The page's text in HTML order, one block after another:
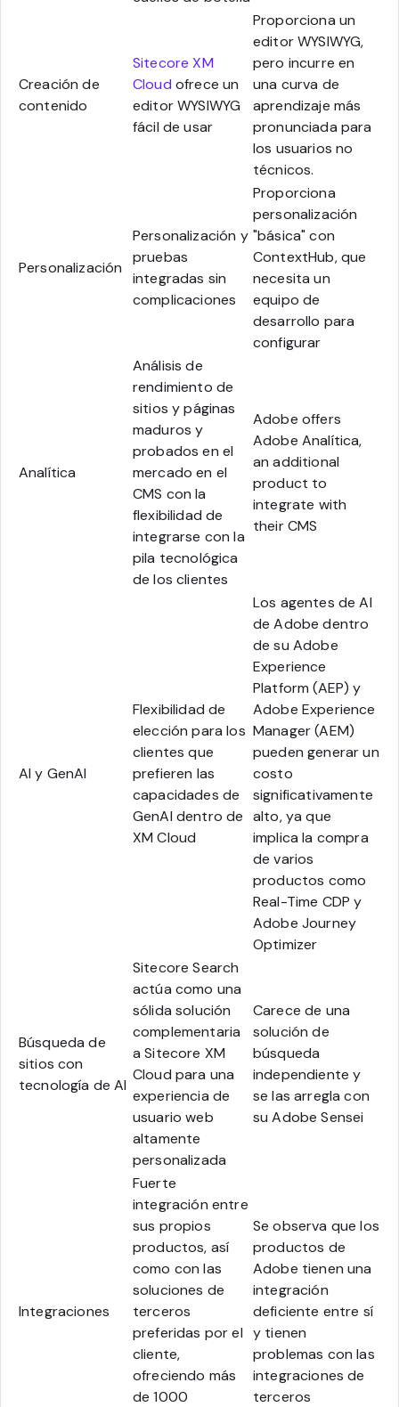
Creación de
contenido
Sitecore XM
Cloud ofrece un
editor WYSIWYG
fácil de usar
Proporciona un
editor WYSIWYG,
pero incurre en
una curva de
aprendizaje más
pronunciada para
los usuarios no
técnicos.
Personalización
Personalización y
pruebas
integradas sin
complicaciones
Proporciona
personalización
"básica" con
ContextHub, que
necesita un
equipo de
desarrollo para
configurar
Analítica
Análisis de
rendimiento de
sitios y páginas
maduros y
probados en el
mercado en el
CMS con la
flexibilidad de
integrarse con la
pila tecnológica
de los clientes
Adobe offers
Adobe Analítica,
an additional
product to
integrate with
their CMS
AI y GenAI
Flexibilidad de
elección para los
clientes que
prefieren las
capacidades de
GenAI dentro de
XM Cloud
Los agentes de AI
de Adobe dentro
de su Adobe
Experience
Platform (AEP) y
Adobe Experience
Manager (AEM)
pueden generar un
costo
significativamente
alto, ya que
implica la compra
de varios
productos como
Real-Time CDP y
Adobe Journey
Optimizer
Búsqueda de
sitios con
tecnología de AI
Sitecore Search
actúa como una
sólida solución
complementaria
a Sitecore XM
Cloud para una
experiencia de
usuario web
altamente
personalizada
Carece de una
solución de
búsqueda
independiente y
se las arregla con
su Adobe Sensei
Integraciones
Fuerte
integración entre
sus propios
productos, así
como con las
soluciones de
terceros
preferidas por el
cliente,
ofreciendo más
de 1000
Se observa que los
productos de
Adobe tienen una
integración
deficiente entre sí
y tienen
problemas con las
integraciones de
terceros